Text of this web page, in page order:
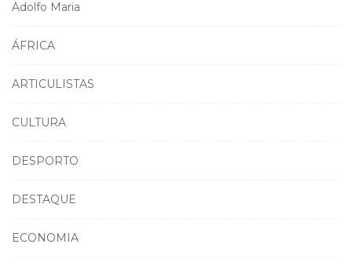
Adolfo Maria
ÁFRICA
ARTICULISTAS
CULTURA
DESPORTO
DESTAQUE
ECONOMIA